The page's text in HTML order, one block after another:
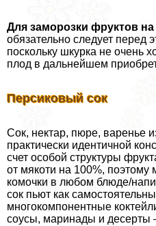
Для заморозки фруктов
обязательно следует перед
поскольку шкурка не очень
плод в дальнейшем
Персиковый сок
Сок, нектар, пюре, варенье
пpaктически идентичной
счет особой структуры
от мякоти на 100%,
комочки в любом блюде/
сок пьют как
многокомпонентные
соусы, маринады и десерты